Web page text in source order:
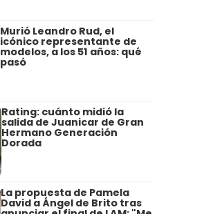
Murió Leandro Rud, el
icónico representante de
modelos, a los 51 años: qué
pasó
Rating: cuánto midió la
salida de Juanicar de Gran
Hermano Generación
Dorada
La propuesta de Pamela
David a Ángel de Brito tras